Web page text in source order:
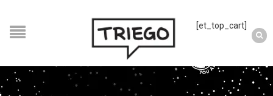
[et_top_cart]